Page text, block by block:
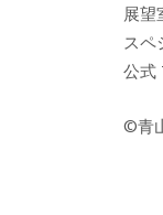
展望
ス
公式
©青